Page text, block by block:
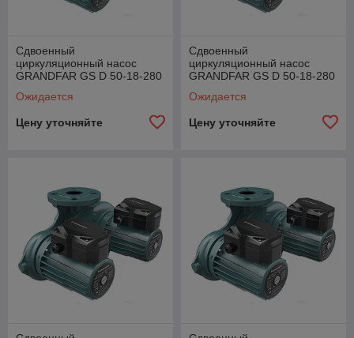
Сдвоенный
циркуляционный насос
GRANDFAR GS D 50-18-280
Ожидается
Цену уточняйте
Сдвоенный
циркуляционный насос
GRANDFAR GS D 50-18-280
Ожидается
Цену уточняйте